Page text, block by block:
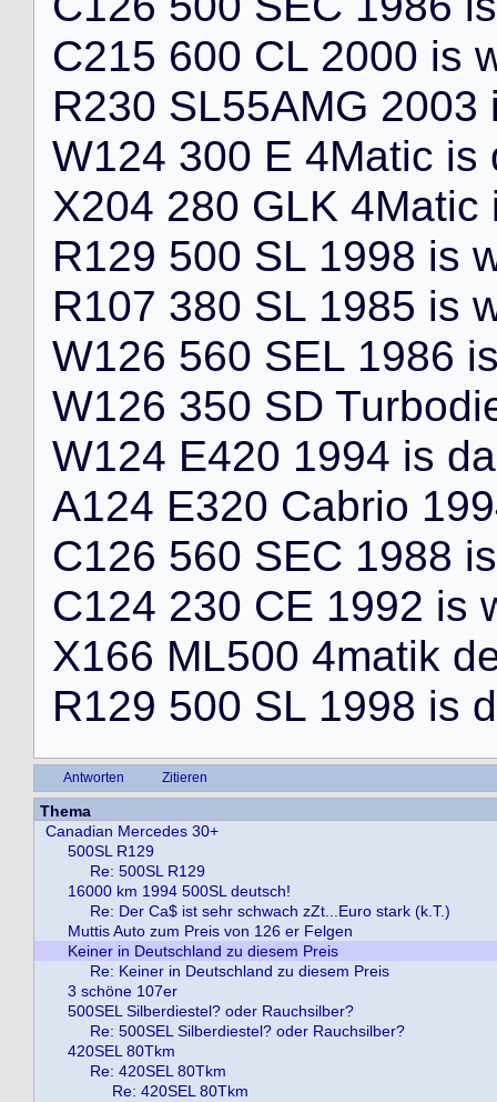
C215 600 CL 2000 is
R230 SL55AMG 2003
W124 300 E 4Matic is
X204 280 GLK 4Matic
R129 500 SL 1998 is
R107 380 SL 1985 is
W126 560 SEL 1986 i
W126 350 SD Turbodi
W124 E420 1994 is da
A124 E320 Cabrio 199
C126 560 SEC 1988 is
C124 230 CE 1992 is
X166 ML500 4matik d
R129 500 SL 1998 is d
Antworten Zitieren
Thema
Canadian Mercedes 30+
500SL R129
Re: 500SL R129
16000 km 1994 500SL deutsch!
Re: Der Ca$ ist sehr schwach zZt...Euro stark (k.T.)
Muttis Auto zum Preis von 126 er Felgen
Keiner in Deutschland zu diesem Preis
Re: Keiner in Deutschland zu diesem Preis
3 schöne 107er
500SEL Silberdiestel? oder Rauchsilber?
Re: 500SEL Silberdiestel? oder Rauchsilber?
420SEL 80Tkm
Re: 420SEL 80Tkm
Re: 420SEL 80Tkm